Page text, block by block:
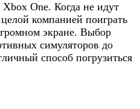
One. Когда не идут
компанией поиграть
экране. Выбор
симуляторов до
способ погрузиться